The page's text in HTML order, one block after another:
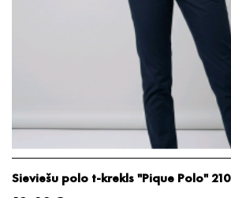
Sieviešu polo t-krekls "Pique Polo" 210